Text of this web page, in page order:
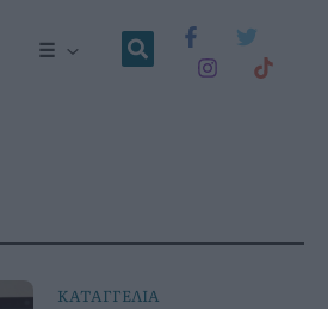
☰
ΚΑΤΑΓΓΕΛΙΑ